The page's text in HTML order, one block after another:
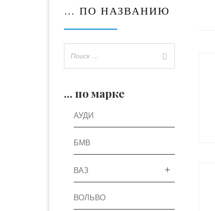
… ПО НАЗВАНИЮ
... по марке
АУДИ
БМВ
ВАЗ
ВОЛЬВО